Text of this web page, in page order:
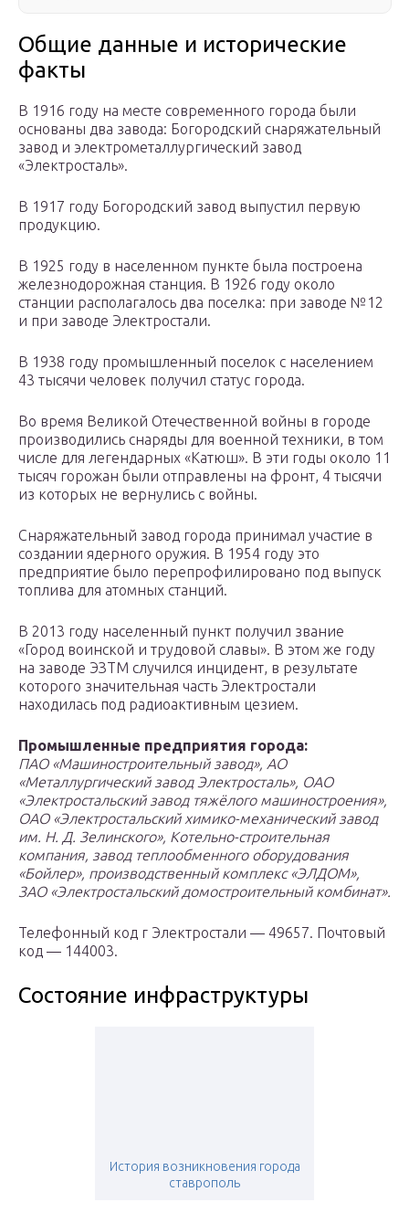
Общие данные и исторические
факты
В 1916 году на месте современного города были
основаны два завода: Богородский снаряжательный
завод и электрометаллургический завод
«Электросталь».
В 1917 году Богородский завод выпустил первую
продукцию.
В 1925 году в населенном пункте была построена
железнодорожная станция. В 1926 году около
станции располагалось два поселка: при заводе №12
и при заводе Электростали.
В 1938 году промышленный поселок с населением
43 тысячи человек получил статус города.
Во время Великой Отечественной войны в городе
производились снаряды для военной техники, в том
числе для легендарных «Катюш». В эти годы около 11
тысяч горожан были отправлены на фронт, 4 тысячи
из которых не вернулись с войны.
Снаряжательный завод города принимал участие в
создании ядерного оружия. В 1954 году это
предприятие было перепрофилировано под выпуск
топлива для атомных станций.
В 2013 году населенный пункт получил звание
«Город воинской и трудовой славы». В этом же году
на заводе ЭЗТМ случился инцидент, в результате
которого значительная часть Электростали
находилась под радиоактивным цезием.
Промышленные предприятия города:
ПАО «Машиностроительный завод», АО
«Металлургический завод Электросталь», ОАО
«Электростальский завод тяжёлого машиностроения»,
ОАО «Электростальский химико-механический завод
им. Н. Д. Зелинского», Котельно-строительная
компания, завод теплообменного оборудования
«Бойлер», производственный комплекс «ЭЛДОМ»,
ЗАО «Электростальский домостроительный комбинат».
Телефонный код г Электростали — 49657. Почтовый
код — 144003.
Состояние инфраструктуры
История возникновения города
ставрополь